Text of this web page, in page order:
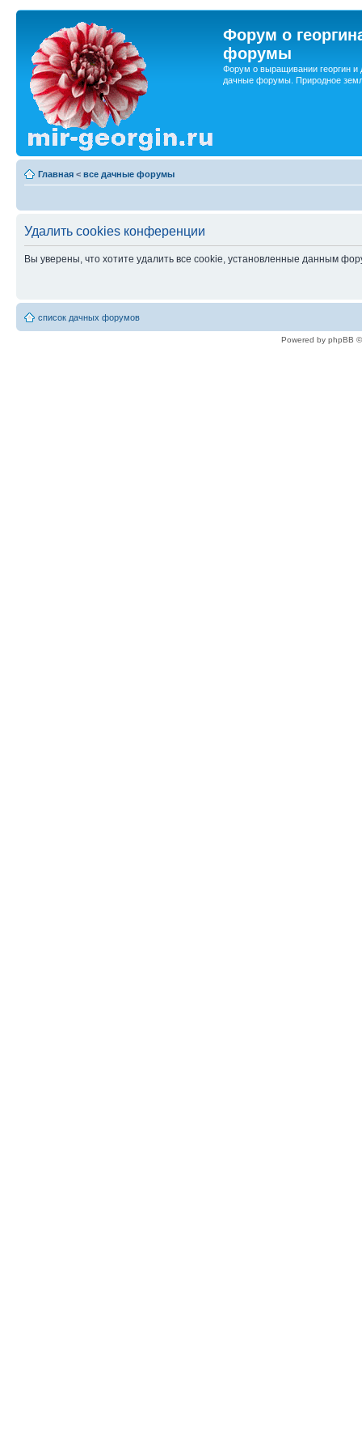
Форум о
форумы
Форум о выращивании георгин и
дачные форумы. Природное
Главная < все дачные форумы
Удалить cookies конференции
Вы уверены, что хотите удалить все cookie, установленные данным
список дачных форумов
Powered by phpBB